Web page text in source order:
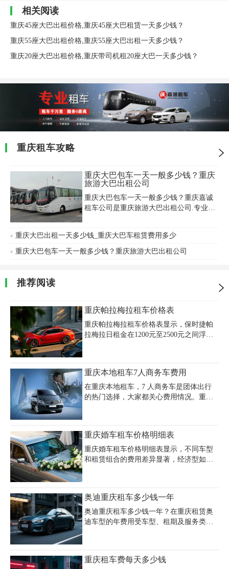
相关阅读
重庆45座大巴出租价格,重庆45座大巴租赁一天多少钱？
重庆55座大巴出租价格,重庆55座大巴出租一天多少钱？
重庆20座大巴出租价格,重庆带司机租20座大巴一天多少钱？
重庆租车攻略
重庆大巴包车一天一般多少钱？重庆
旅游大巴出租公司
重庆大巴包车一天一般多少钱？重庆嘉诚
租车公司是重庆旅游大巴出租公司.专业提
租,中巴车出租,商务车包车,长短途包车,旅
游车型出租,商务接待租车,会议包车,机场
重庆大巴出租一天多少钱_重庆大巴车租赁费用多少
重庆大巴包车一天一般多少钱？重庆旅游大巴出租公司
推荐阅读
重庆帕拉梅拉租车价格表
重庆帕拉梅拉租车价格表显示，保时捷帕
拉梅拉日租金在1200元至2500元之间浮
天）、宝石蓝轿跑（1800元/天）等，黑色
款因市场需求较高通常价格上浮
10%-15%。重庆帕拉梅拉租车自助游用户
务、自驾等多场景服务，车辆均配备全险
并支持押金信用卡预授权，需提前15-30天
预订节假
重庆本地租车7人商务车费用
在重庆本地租车，7 人商务车是团体出行
的热门选择，大家都关心费用情况。重庆
商务车日租 800 - 1000 元，座椅舒适，内
饰精致，还有一定娱乐系统。豪华 7 人商
务车日租 1000 - 1200 元，配置高端，乘坐
订。
重庆婚车租车价格明细表
重庆婚车租车价格明细表显示，不同车型
和租赁组合的费用差异显著，经济型如雪
劳斯莱斯幻影、兰博基尼等日租价格高达
5000-15000元。婚车车队租赁通常以“头车
+跟车”组合为主，例如奥迪A6L搭配5辆大
赁时长、淡旺季及服务内容（如司机代
奥迪重庆租车多少钱一年
奥迪重庆租车多少钱一年？在重庆租赁奥
迪车型的年费用受车型、租期及服务类型
低，假设年租折扣叠加，预估年费用在3万
重庆租车费每天多少钱